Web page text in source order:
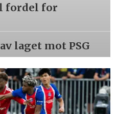
fordel for
laget mot PSG